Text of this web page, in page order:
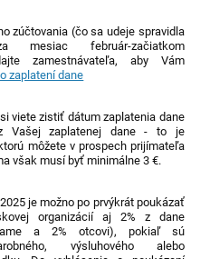
zúčtovania (čo sa udeje spravidla
mesiac február-začiatkom
zamestnávateľa, aby Vám
zaplatení dane
viete zistiť dátum zaplatenia dane
Vašej zaplatenej dane - to je
môžete v prospech prijímateľa
však musí byť minimálne 3 €.
je možno po prvýkrát poukázať
organizácií aj 2% z dane
a 2% otcovi),
pokiaľ sú
výsluhového alebo